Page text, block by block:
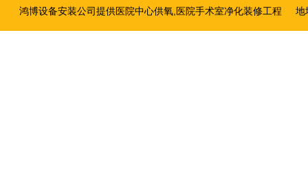
鸿博设备安装公司提供医院中心供氧,医院手术室净化装修工程 地